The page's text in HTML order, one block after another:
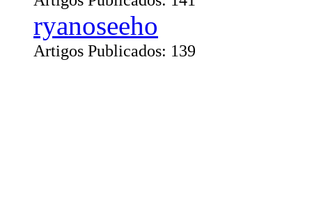
ryanoseeho
Artigos Publicados: 139